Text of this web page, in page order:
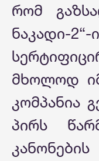
რომ
ნაკადი-
მხოლოდ
კომპანია
პირს